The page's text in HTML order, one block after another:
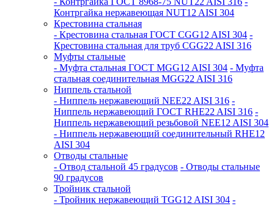
Контргайка нержавеющая NUT12 AISI 304
Крестовина стальная
- Крестовина стальная ГОСТ CGG12 AISI 304 -
Крестовина стальная для труб CGG22 AISI 316
Муфты стальные
- Муфта стальная ГОСТ MGG12 AISI 304 - Муфта
стальная соединительная MGG22 AISI 316
Ниппель стальной
- Ниппель нержавеющий NEE22 AISI 316 -
Ниппель нержавеющий ГОСТ RHE22 AISI 316 -
Ниппель нержавеющий резьбовой NEE12 AISI 304
- Ниппель нержавеющий соединительный RHE12
AISI 304
Отводы стальные
- Отвод стальной 45 градусов - Отводы стальные
90 градусов
Тройник стальной
- Тройник нержавеющий TGG12 AISI 304 -